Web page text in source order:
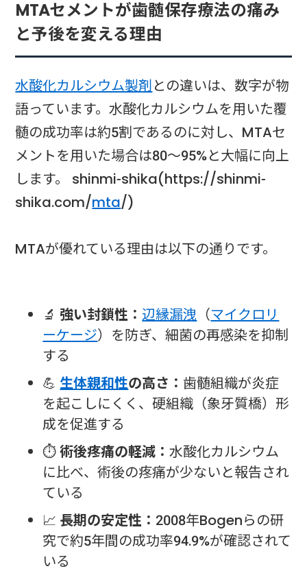
MTAセメントが歯髄保存療法の痛み
と予後を変える理由
水酸化カルシウム製剤との違いは、数字が物
語っています。水酸化カルシウムを用いた覆
髄の成功率は約5割であるのに対し、MTAセ
メントを用いた場合は80〜95%と大幅に向上
します。 shinmi-shika(https://shinmi-
shika.com/mta/)
MTAが優れている理由は以下の通りです。
🔬 強い封鎖性： 辺縁漏洩 （マイクロリ
ーケージ）を防ぎ、細菌の再感染を抑制
する
💪 生体親和性の高さ： 歯髄組織が炎症
を起こしにくく、硬組織（象牙質橋）形
成を促進する
⏱術後疼痛の軽減：水酸化カルシウム
に比べ、術後の疼痛が少ないと報告され
ている
📈 長期の安定性：2008年Bogenらの研
究で約5年間の成功率94.9%が確認されて
いる